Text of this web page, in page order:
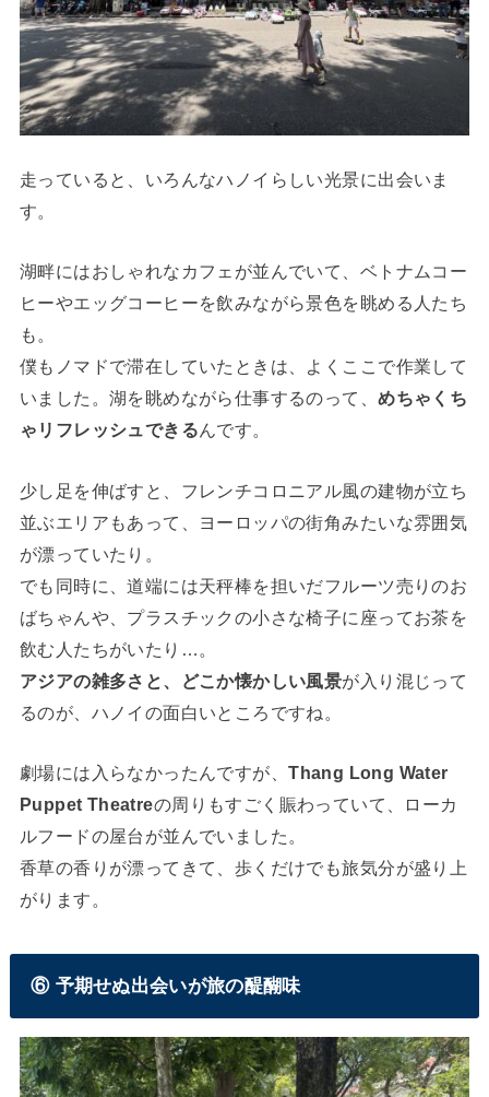
走っていると、いろんなハノイらしい光景に出会いま
す。
湖畔にはおしゃれなカフェが並んでいて、ベトナムコー
ヒーやエッグコーヒーを飲みながら景色を眺める人たち
も。
僕もノマドで滞在していたときは、よくここで作業して
いました。湖を眺めながら仕事するのって、めちゃくち
ゃリフレッシュできるんです。
少し足を伸ばすと、フレンチコロニアル風の建物が立ち
並ぶエリアもあって、ヨーロッパの街角みたいな雰囲気
が漂っていたり。
でも同時に、道端には天秤棒を担いだフルーツ売りのお
ばちゃんや、プラスチックの小さな椅子に座ってお茶を
飲む人たちがいたり…。
アジアの雑多さと、どこか懐かしい風景が入り混じって
るのが、ハノイの面白いところですね。
劇場には入らなかったんですが、Thang Long Water
Puppet Theatreの周りもすごく賑わっていて、ローカ
ルフードの屋台が並んでいました。
香草の香りが漂ってきて、歩くだけでも旅気分が盛り上
がります。
⑥ 予期せぬ出会いが旅の醍醐味